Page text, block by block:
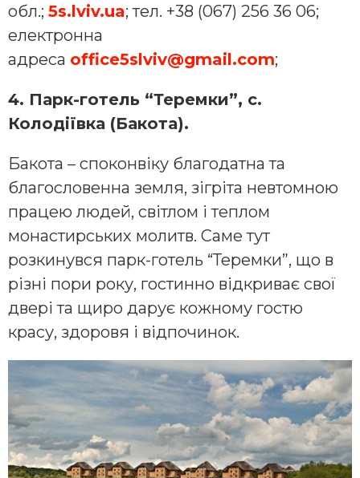
обл.; 5s.lviv.ua; тел. +38 (067) 256 36 06;
електронна
адреса office5slviv@gmail.com;
4. Парк-готель “Теремки”, с.
Колодіївка (Бакота).
Бакота – споконвіку благодатна та
благословенна земля, зігріта невтомною
працею людей, світлом і теплом
монастирських молитв. Саме тут
розкинувся парк-готель “Теремки”, що в
різні пори року, гостинно відкриває свої
двері та щиро дарує кожному гостю
красу, здоровя і відпочинок.